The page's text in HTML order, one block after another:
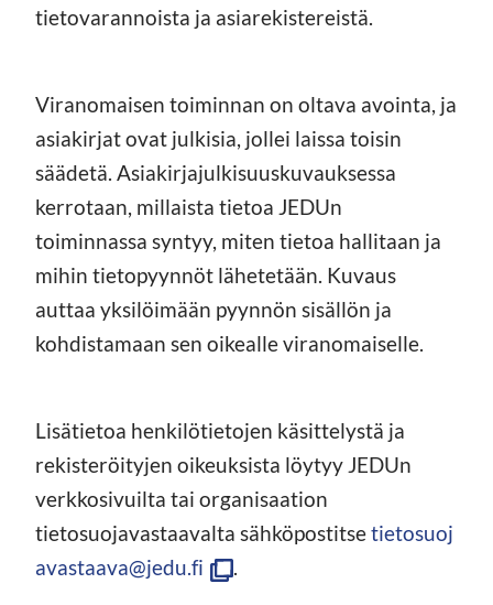
tietovarannoista ja asiarekistereistä.
Viranomaisen toiminnan on oltava avointa, ja
asiakirjat ovat julkisia, jollei laissa toisin
säädetä. Asiakirjajulkisuuskuvauksessa
kerrotaan, millaista tietoa JEDUn
toiminnassa syntyy, miten tietoa hallitaan ja
mihin tietopyynnöt lähetetään. Kuvaus
auttaa yksilöimään pyynnön sisällön ja
kohdistamaan sen oikealle viranomaiselle.
Lisätietoa henkilötietojen käsittelystä ja
rekisteröityjen oikeuksista löytyy JEDUn
verkkosivuilta tai organisaation
tietosuojavastaavalta sähköpostitsetietosuoj
avastaava@jedu.fi (a .